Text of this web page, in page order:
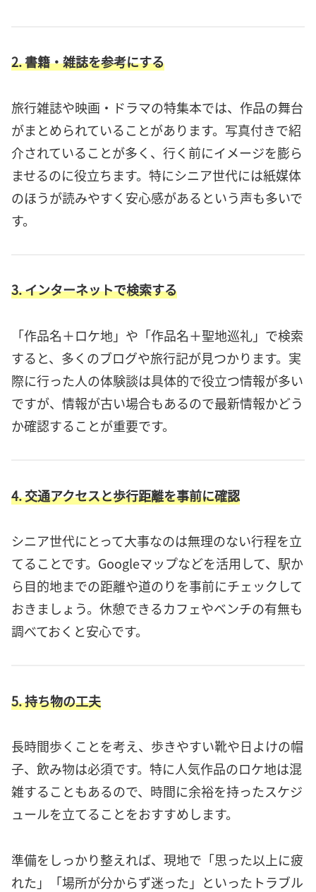
2. 書籍・雑誌を参考にする
旅行雑誌や映画・ドラマの特集本では、作品の舞台
がまとめられていることがあります。写真付きで紹
介されていることが多く、行く前にイメージを膨ら
ませるのに役立ちます。特にシニア世代には紙媒体
のほうが読みやすく安心感があるという声も多いで
す。
3. インターネットで検索する
「作品名＋ロケ地」や「作品名＋聖地巡礼」で検索
すると、多くのブログや旅行記が見つかります。実
際に行った人の体験談は具体的で役立つ情報が多い
ですが、情報が古い場合もあるので最新情報かどう
か確認することが重要です。
4. 交通アクセスと歩行距離を事前に確認
シニア世代にとって大事なのは無理のない行程を立
てることです。Googleマップなどを活用して、駅か
ら目的地までの距離や道のりを事前にチェックして
おきましょう。休憩できるカフェやベンチの有無も
調べておくと安心です。
5. 持ち物の工夫
長時間歩くことを考え、歩きやすい靴や日よけの帽
子、飲み物は必須です。特に人気作品のロケ地は混
雑することもあるので、時間に余裕を持ったスケジ
ュールを立てることをおすすめします。
準備をしっかり整えれば、現地で「思った以上に疲
れた」「場所が分からず迷った」といったトラブル